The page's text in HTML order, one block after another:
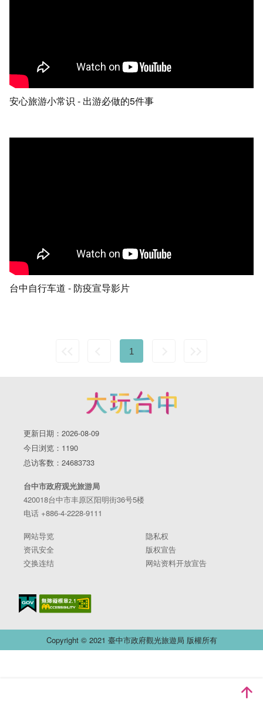
安心旅游小常识 - 出游必做的5件事
台中自行车道 - 防疫宣导影片
1
更新日期：2026-08-09
今日浏览：1190
总访客数：24683733
台中市政府观光旅游局
420018台中市丰原区阳明街36号5楼
电话 +886-4-2228-9111
网站导览
隐私权
资讯安全
版权宣告
交换连结
网站资料开放宣告
Copyright © 2021 臺中市政府觀光旅遊局 版權所有